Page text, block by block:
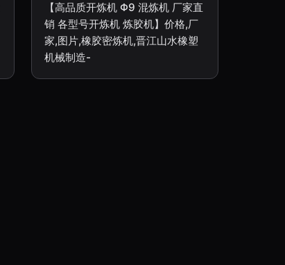
【高品质开炼机 Φ9 混炼机 厂家直
销 各型号开炼机 炼胶机】价格,厂
家,图片,橡胶密炼机,晋江山水橡塑
机械制造-